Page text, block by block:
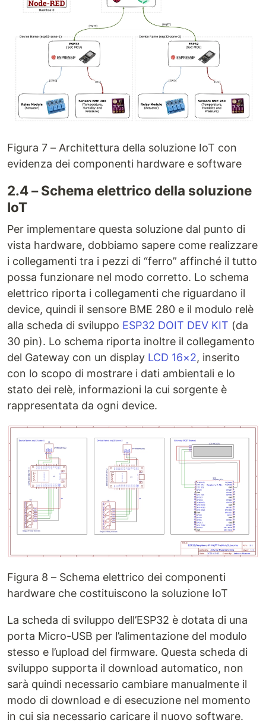
Figura 7 – Architettura della soluzione IoT con
evidenza dei componenti hardware e software
2.4 – Schema elettrico della soluzione
IoT
Per implementare questa soluzione dal punto di
vista hardware, dobbiamo sapere come realizzare
i collegamenti tra i pezzi di “ferro” affinché il tutto
possa funzionare nel modo corretto. Lo schema
elettrico riporta i collegamenti che riguardano il
device, quindi il sensore BME 280 e il modulo relè
alla scheda di sviluppo ESP32 DOIT DEV KIT (da
30 pin). Lo schema riporta inoltre il collegamento
del Gateway con un display LCD 16×2, inserito
con lo scopo di mostrare i dati ambientali e lo
stato dei relè, informazioni la cui sorgente è
rappresentata da ogni device.
Figura 8 – Schema elettrico dei componenti
hardware che costituiscono la soluzione IoT
La scheda di sviluppo dell’ESP32 è dotata di una
porta Micro-USB per l’alimentazione del modulo
stesso e l’upload del firmware. Questa scheda di
sviluppo supporta il download automatico, non
sarà quindi necessario cambiare manualmente il
modo di download e di esecuzione nel momento
in cui sia necessario caricare il nuovo software.